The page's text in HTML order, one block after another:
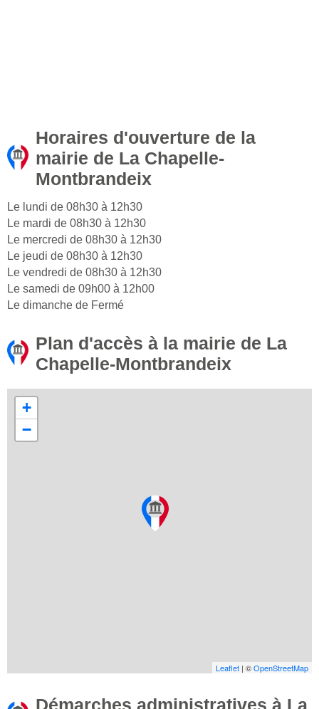
Horaires d'ouverture de la
mairie de La Chapelle-
Montbrandeix
Le lundi de 08h30 à 12h30
Le mardi de 08h30 à 12h30
Le mercredi de 08h30 à 12h30
Le jeudi de 08h30 à 12h30
Le vendredi de 08h30 à 12h30
Le samedi de 09h00 à 12h00
Le dimanche de Fermé
Plan d'accès à la mairie de La
Chapelle-Montbrandeix
+
−
Leaflet | ©OpenStreetMap
Démarches administratives à La